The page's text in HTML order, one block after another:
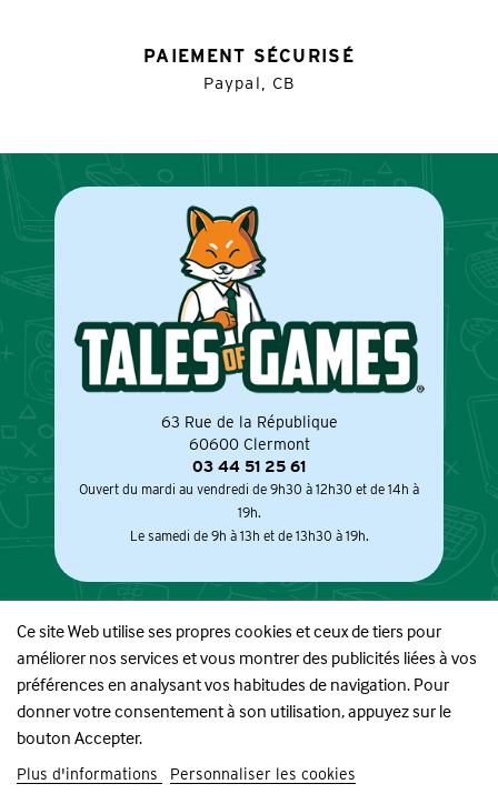
PAIEMENT SÉCURISÉ
Paypal, CB
63 Rue de la République
60600 Clermont
03 44 51 25 61
Ouvert du mardi au vendredi de 9h30 à 12h30 et de 14h à
19h.
Le samedi de 9h à 13h et de 13h30 à 19h.
À PROPOS
BOUTIQUE
Ce site Web utilise ses propres cookies et ceux de tiers pour
améliorer nos services et vous montrer des publicités liées à vos
préférences en analysant vos habitudes de navigation. Pour
donner votre consentement à son utilisation, appuyez sur le
bouton Accepter.
Plus d'informations Personnaliser les cookies